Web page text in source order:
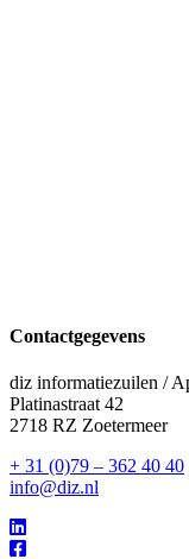
Contactgegevens
diz informatiezuilen /
Platinastraat 42
2718 RZ Zoetermeer
+ 31 (0)79 – 362 40 40
info@diz.nl